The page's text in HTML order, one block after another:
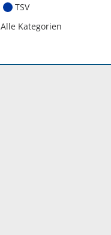
TSV
Alle Kategorien